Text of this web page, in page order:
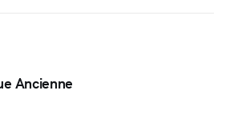
Ancienne